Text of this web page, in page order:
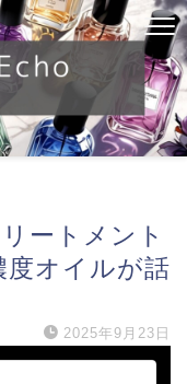
ートメント
度オイルが話
2025年9月23日